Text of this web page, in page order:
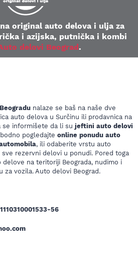
original auto delova i ulja za
i azijska, putnička i kombi
delovi Beograd.
nalaze se baš na naše dve
auto delova u Surčinu ili prodavnica na
se informišete da li su jeftini auto delovi
pogledajte online ponudu auto
, ili odaberite vrstu auto
rezervni delovi u ponudi. Pored toga
na teritoriji Beograda, nudimo i
za vozila. Auto delovi Beograd.
56